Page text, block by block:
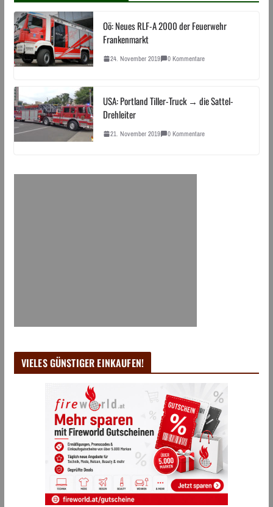
Oö: Neues RLF-A 2000 der Feuerwehr
Frankenmarkt
24. November 2019 0 Kommentare
USA: Portland Tiller-Truck → die Sattel-
Drehleiter
21. November 2019 0 Kommentare
VIELES GÜNSTIGER EINKAUFEN!